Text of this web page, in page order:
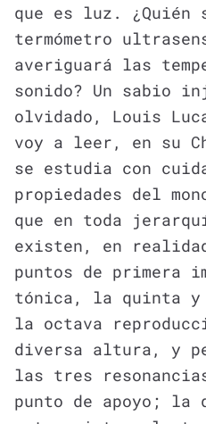
que es luz. ¿Quién
termómetro
averiguará las
sonido? Un sabio
olvidado, Louis
voy a leer, en su
se estudia con
propiedades del
que en toda
existen, en
puntos de primera
tónica, la quinta
la octava
diversa altura, y
las tres
punto de apoyo; la